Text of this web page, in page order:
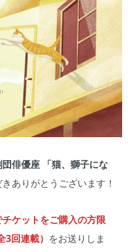
団俳優座 「猫、獅子にな
ありがとうございます！
ケットをご購入の方限
回連載） をお送りしま